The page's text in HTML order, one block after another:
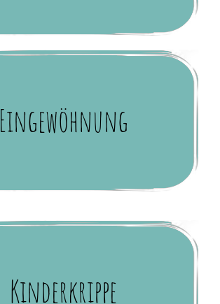
Eingewöhnung
Kinderkrippe